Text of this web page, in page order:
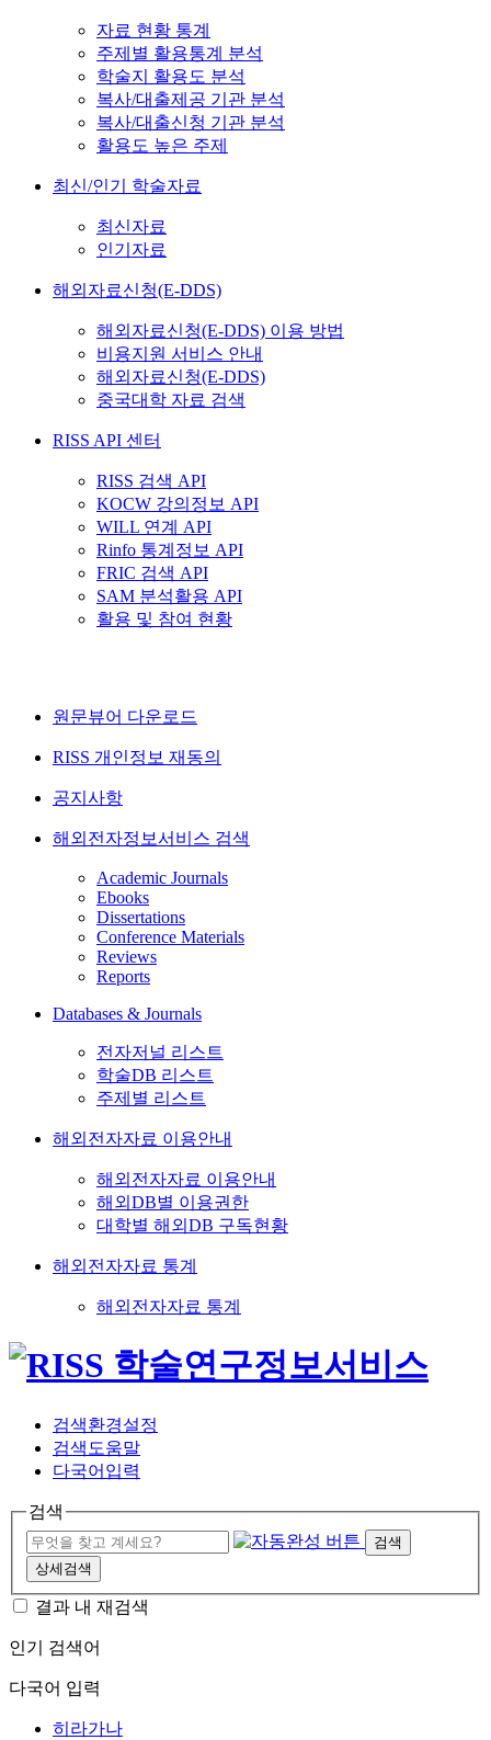
자료 현황 통계
주제별 활용통계 분석
학술지 활용도 분석
복사/대출제공 기관 분석
복사/대출신청 기관 분석
활용도 높은 주제
최신/인기 학술자료
최신자료
인기자료
해외자료신청(E-DDS)
해외자료신청(E-DDS) 이용 방법
비용지원 서비스 안내
해외자료신청(E-DDS)
중국대학 자료 검색
RISS API 센터
RISS 검색 API
KOCW 강의정보 API
WILL 연계 API
Rinfo 통계정보 API
FRIC 검색 API
SAM 분석활용 API
활용 및 참여 현황
원문뷰어 다운로드
RISS 개인정보 재동의
공지사항
해외전자정보서비스 검색
Academic Journals
Ebooks
Dissertations
Conference Materials
Reviews
Reports
Databases & Journals
전자저널 리스트
학술DB 리스트
주제별 리스트
해외전자자료 이용안내
해외전자자료 이용안내
해외DB별 이용권한
대학별 해외DB 구독현황
해외전자자료 통계
해외전자자료 통계
검색환경설정
검색도움말
다국어입력
검색
검색
상세검색
결과 내 재검색
인기 검색어
다국어 입력
히라가나